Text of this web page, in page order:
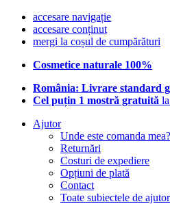
accesare navigație
accesare conținut
mergi la coșul de cumpărături
Cosmetice naturale 100%
România: Livrare standard
Cel puțin 1 mostră gratuită
Ajutor
Unde este comanda mea?
Returnări
Costuri de expediere
Opțiuni de plată
Contact
Toate subiectele de ajutor